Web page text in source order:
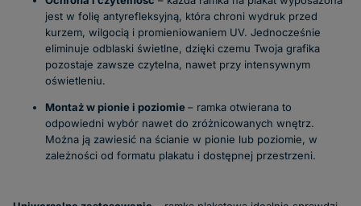
jest w folię antyrefleksyjną, która chroni wydruk przed
kurzem, wilgocią i promieniowaniem UV. Jednocześnie
eliminuje odblaski świetlne, dzięki czemu Twoja grafika
pozostaje zawsze czytelna, nawet przy intensywnym
oświetleniu.
Montaż w pionie i poziomie– ramka otwierana to
odpowiedni wybór nawet do zróżnicowanych wnętrz.
Można ją zawiesić na ścianie w pionie lub poziomie, w
zależności od formatu plakatu i dostępnej przestrzeni.